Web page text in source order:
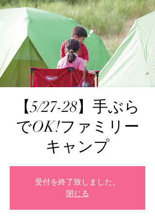
【5/27-28】手ぶら
でOK!ファミリー
キャンプ
受付を終了致しました。
閉じる